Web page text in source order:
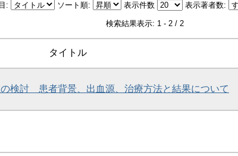
: ソート順: 表示件数 表示著者数:
検索結果表示: 1 - 2 / 2
タイトル
検討 患者背景、出血源、治療方法と結果について